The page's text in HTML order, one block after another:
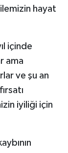
hayat
içinde
ama
ve şu an
iyiliği için